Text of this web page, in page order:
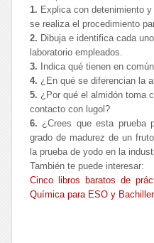
1. Explica con detenimiento
se realiza el procedimiento
2. Dibuja e identifica cada
laboratorio empleados.
3. Indica qué tienen en
4. ¿En qué se diferencian la
5. ¿Por qué el almidón toma
contacto con lugol?
6. ¿Crees que esta prueba
grado de madurez de un
la prueba de yodo en la
También te puede interesar:
Cinco libros baratos de
Química para ESO y